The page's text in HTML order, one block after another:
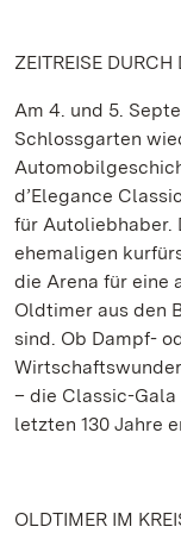
ZEITREISE
Am 4. und 5.
Schlossgarten
d’Elegance
für Autoliebhaber.
ehemaligen
die Arena für eine
Oldtimer aus den
sind. Ob Dampf-
– die Classic-
letzten 130 Jahre
OLDTIMER IM